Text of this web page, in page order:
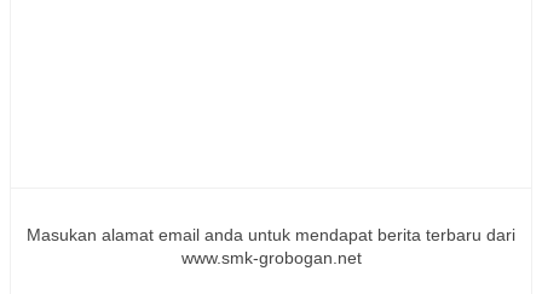
Masukan alamat email anda untuk mendapat berita terbaru dari
www.smk-grobogan.net